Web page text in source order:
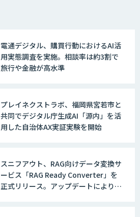
電通デジタル、購買行動におけるAI活
用実態調査を実施。相談率は約3割で
旅行や金融が高水準
プレイネクストラボ、福岡県宮若市と
共同でデジタル庁生成AI「源内」を活
用した自治体AX実証実験を開始
スニフアウト、RAG向けデータ変換サ
ービス「RAG Ready Converter」を
正式リリース。アップデートにより変